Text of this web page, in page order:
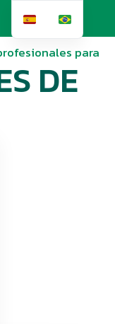
para
DE